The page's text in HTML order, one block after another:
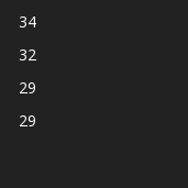
34
32
29
29